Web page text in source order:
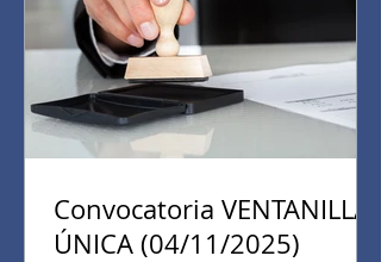
Convocatoria VENTANILLA
ÚNICA (04/11/2025)